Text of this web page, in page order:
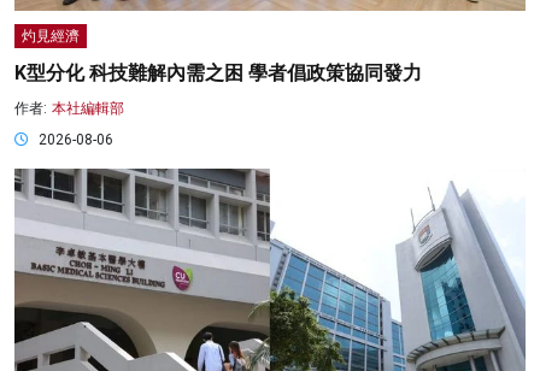
灼見經濟
K型分化 科技難解內需之困 學者倡政策協同發力
作者: 本社編輯部
2026-08-06